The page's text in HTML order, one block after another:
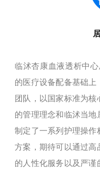
临沭杏康血液透析中
的医疗设备配备基础
团队，以国家标准为
的管理理念和临沭当地
制定了一系列护理操
方案，期待可以通过
的人性化服务以及严